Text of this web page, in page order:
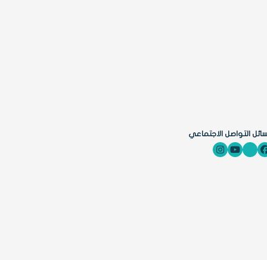
التواصل الاجتماعي